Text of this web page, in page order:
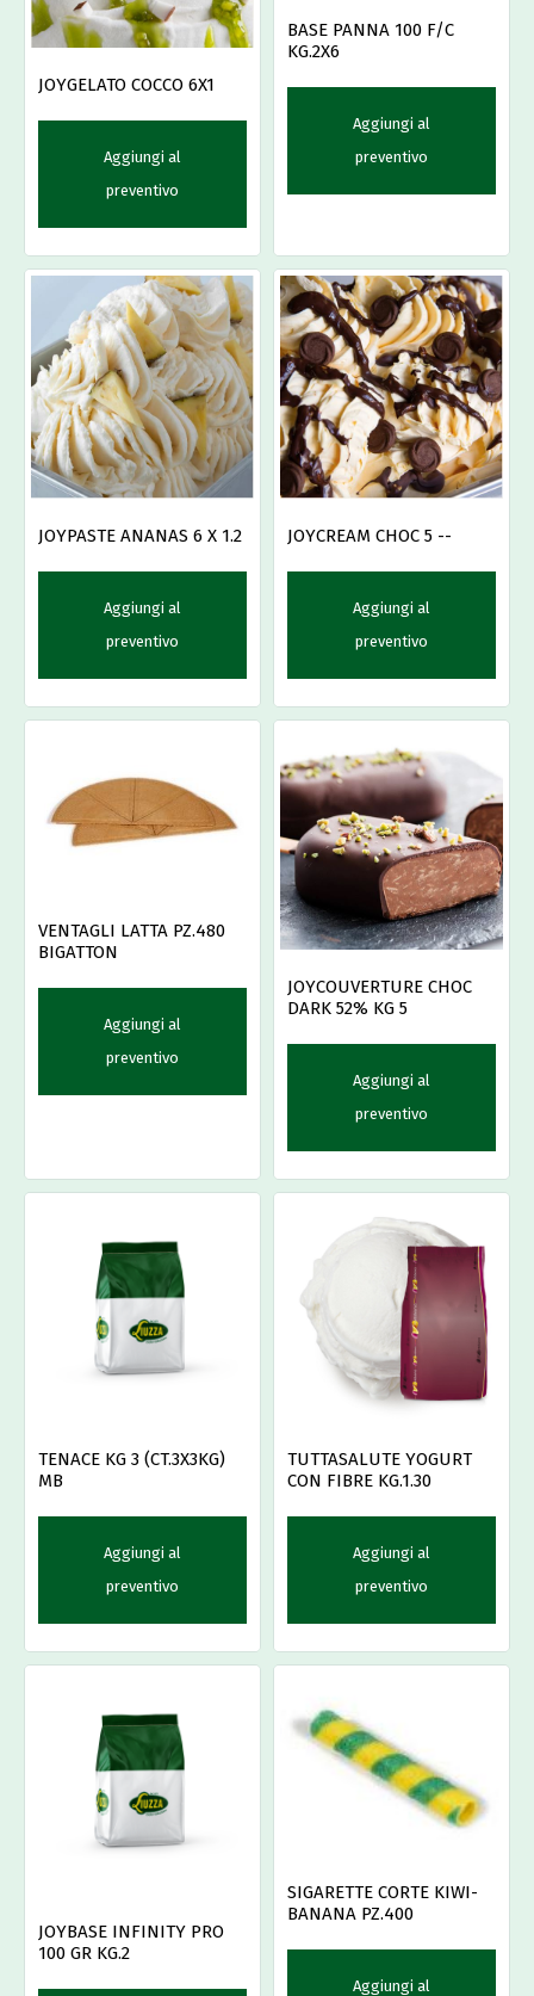
JOYGELATO COCCO 6X1
Aggiungi al
preventivo
BASE PANNA 100 F/C
KG.2X6
Aggiungi al
preventivo
JOYPASTE ANANAS 6 X 1.2
Aggiungi al
preventivo
JOYCREAM CHOC 5 --
Aggiungi al
preventivo
VENTAGLI LATTA PZ.480
BIGATTON
Aggiungi al
preventivo
JOYCOUVERTURE CHOC
DARK 52% KG 5
Aggiungi al
preventivo
TENACE KG 3 (CT.3X3KG)
MB
Aggiungi al
preventivo
TUTTASALUTE YOGURT
CON FIBRE KG.1.30
Aggiungi al
preventivo
JOYBASE INFINITY PRO
100 GR KG.2
SIGARETTE CORTE KIWI-
BANANA PZ.400
Aggiungi al